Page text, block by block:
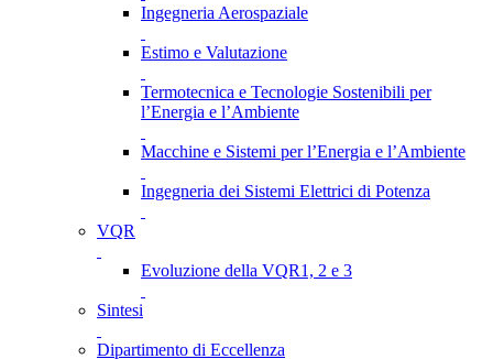
Ingegneria Aerospaziale
Estimo e Valutazione
Termotecnica e Tecnologie Sostenibili per
l’Energia e l’Ambiente
Macchine e Sistemi per l’Energia e l’Ambiente
Ingegneria dei Sistemi Elettrici di Potenza
VQR
Evoluzione della VQR1, 2 e 3
Sintesi
Dipartimento di Eccellenza